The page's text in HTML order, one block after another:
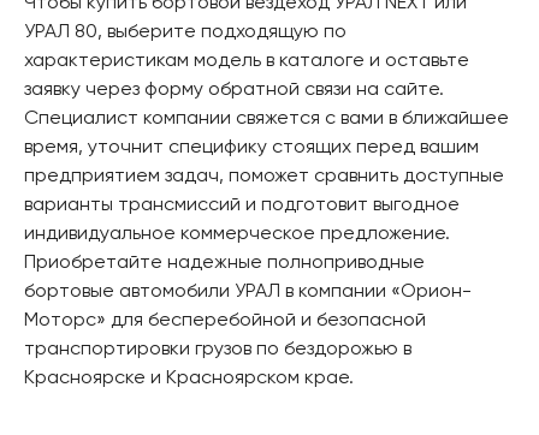
УРАЛ 80, выберите подходящую по
характеристикам модель в каталоге и оставьте
заявку через форму обратной связи на сайте.
Специалист компании свяжется с вами в ближайшее
время, уточнит специфику стоящих перед вашим
предприятием задач, поможет сравнить доступные
варианты трансмиссий и подготовит выгодное
индивидуальное коммерческое предложение.
Приобретайте надежные полноприводные
бортовые автомобили УРАЛ в компании «Орион-
Моторс» для бесперебойной и безопасной
транспортировки грузов по бездорожью в
Красноярске и Красноярском крае.